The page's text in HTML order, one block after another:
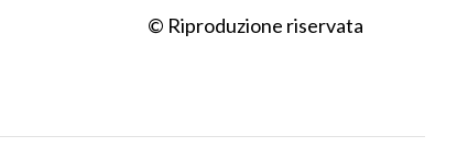
© Riproduzione riservata